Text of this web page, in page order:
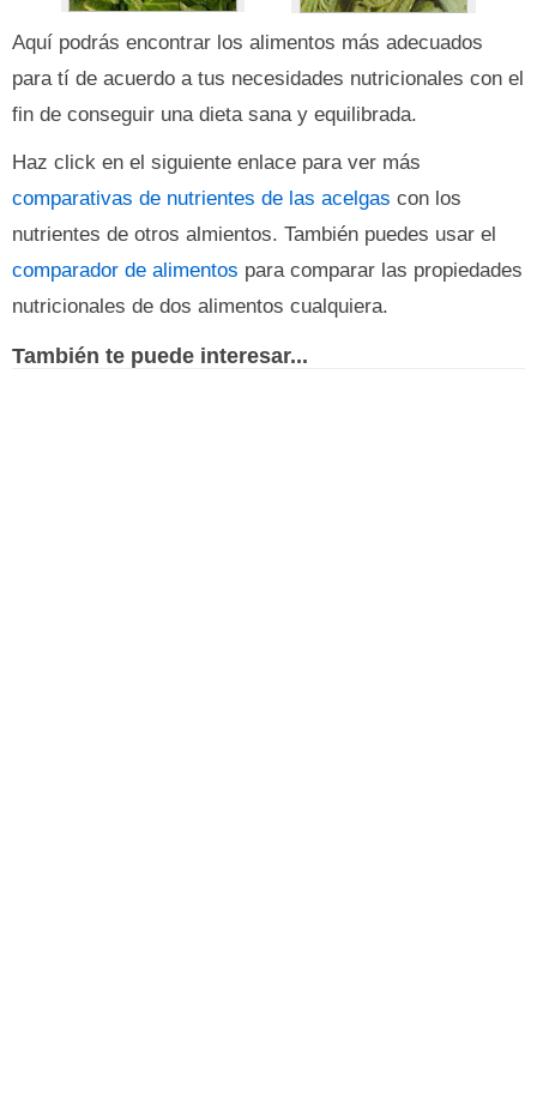
Aquí podrás encontrar los alimentos más adecuados
para tí de acuerdo a tus necesidades nutricionales con el
fin de conseguir una dieta sana y equilibrada.
Haz click en el siguiente enlace para ver más
comparativas de nutrientes de las acelgas con los
nutrientes de otros almientos. También puedes usar el
comparador de alimentos para comparar las propiedades
nutricionales de dos alimentos cualquiera.
También te puede interesar...